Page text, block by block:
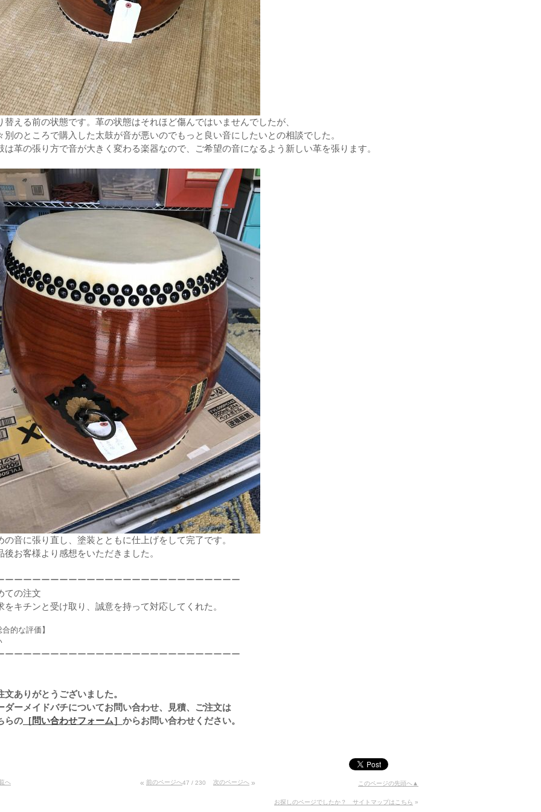
替える前の状態です。革の状態はそれほど傷んではいませんでしたが、
別のところで購入した太鼓が音が悪いのでもっと良い音にしたいとの相談でした。
は革の張り方で音が大きく変わる楽器なので、ご希望の音になるよう新しい革を張ります。
の音に張り直し、塗装とともに仕上げをして完了です。
後お客様より感想をいただきました。
ーーーーーーーーーーーーーーーーーーーーーーーーーー
ての注文
をキチンと受け取り、誠意を持って対応してくれた。
的な評価】
ーーーーーーーーーーーーーーーーーーーーーーーーーー
文ありがとうございました。
ダーメイドバチについてお問い合わせ、見積、ご注文は
らの ［問い合わせフォーム］ からお問い合わせください。
へ « 前のページへ47 / 230 次のページへ » このページの先頭へ▲
お探しのページでしたか？ サイトマップはこちら »